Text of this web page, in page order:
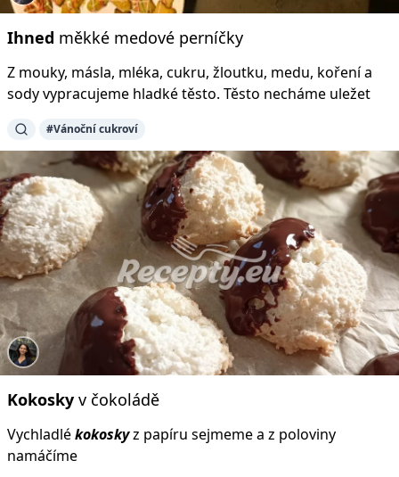
Ihned měkké medové perníčky
Z mouky, másla, mléka, cukru, žloutku, medu, koření a
sody vypracujeme hladké těsto. Těsto necháme uležet
#Vánoční cukroví
Kokosky v čokoládě
Vychladlékokoskyz papíru sejmeme a z poloviny
namáčíme